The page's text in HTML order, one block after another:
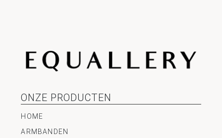
ONZE PRODUCTEN
HOME
ARMBANDEN